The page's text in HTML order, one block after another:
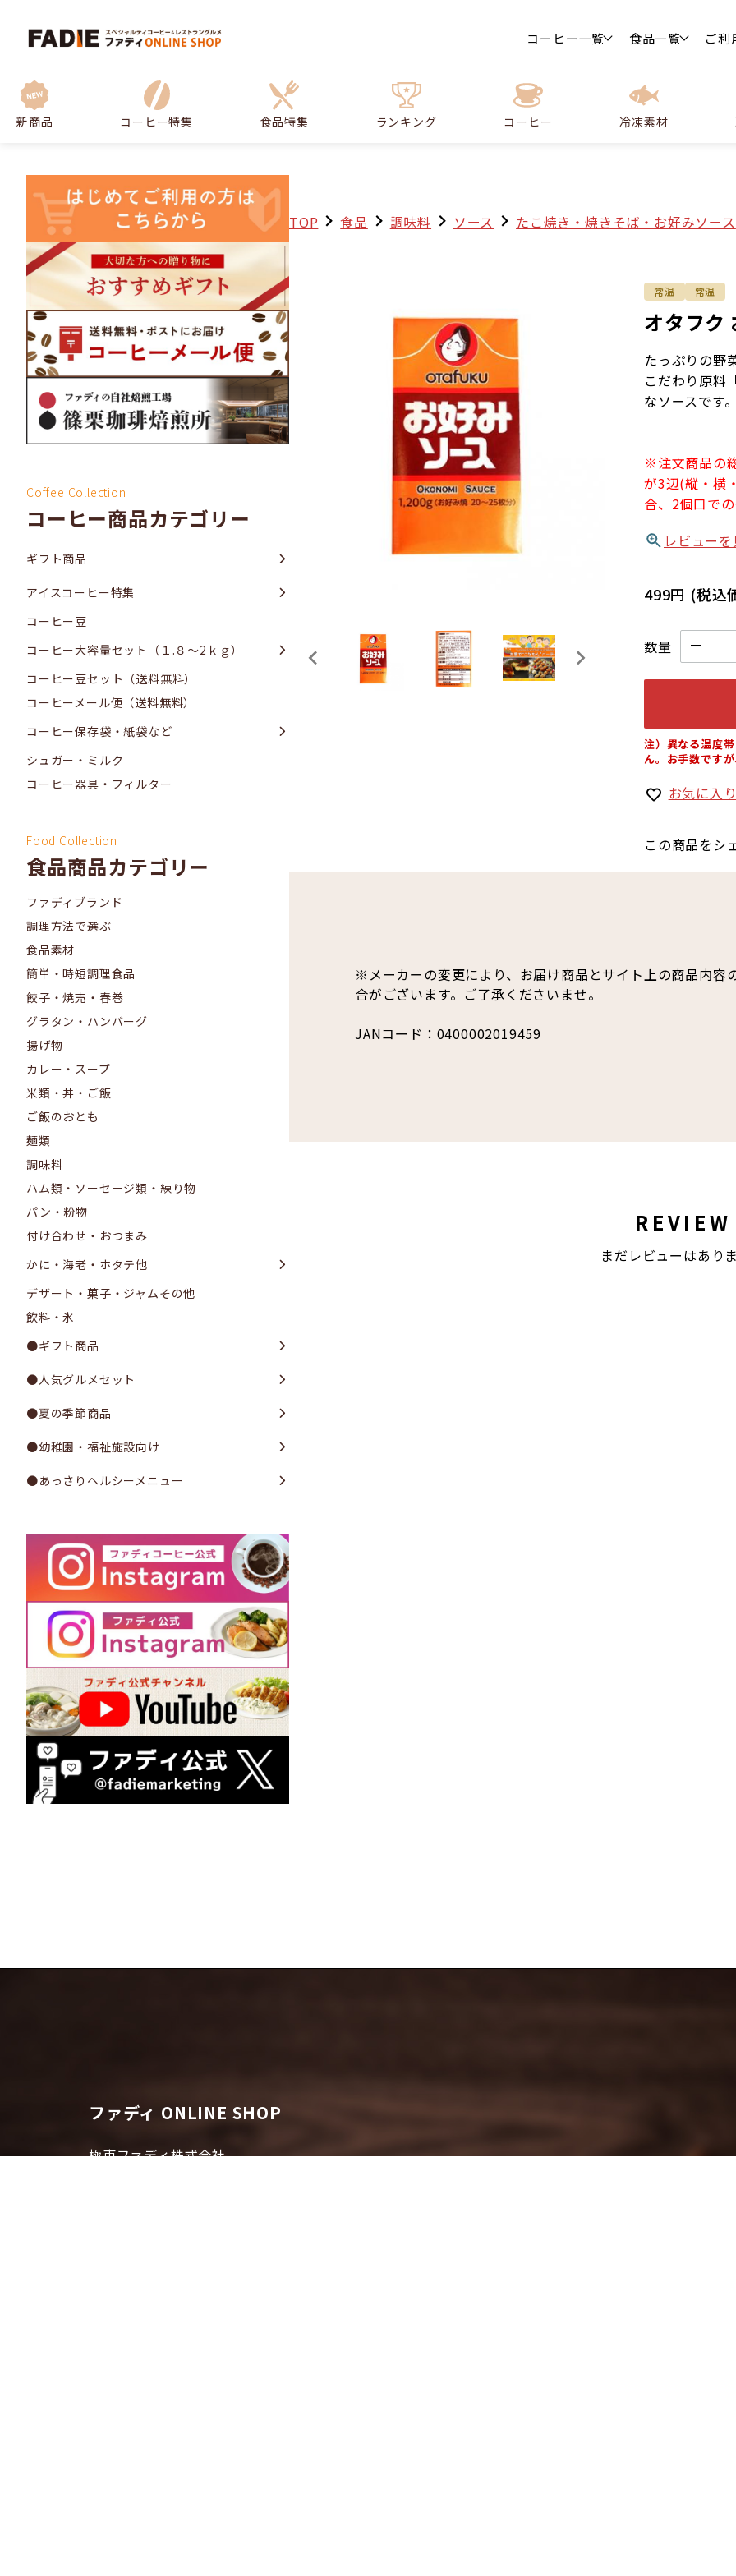
コーヒー一覧 食品一覧 ご利
新商品 コーヒー特集 食品特集 ランキング コーヒー 冷凍素材
Coffee Collection
コーヒー商品カテゴリー
ギフト商品
アイスコーヒー特集
コーヒー豆
コーヒー大容量セット（１.８～2ｋｇ）
コーヒー豆セット（送料無料）
コーヒーメール便（送料無料）
コーヒー保存袋・紙袋など
シュガー・ミルク
コーヒー器具・フィルター
Food Collection
食品商品カテゴリー
ファディブランド
調理方法で選ぶ
食品素材
簡単・時短調理食品
餃子・焼売・春巻
グラタン・ハンバーグ
揚げ物
カレー・スープ
米類・丼・ご飯
ご飯のおとも
麺類
調味料
ハム類・ソーセージ類・練り物
パン・粉物
付け合わせ・おつまみ
かに・海老・ホタテ他
デザート・菓子・ジャムその他
飲料・氷
●ギフト商品
●人気グルメセット
●夏の季節商品
●幼稚園・福祉施設向け
●あっさりヘルシーメニュー
TOP 食品 調味料 ソース たこ焼き・焼きそば・お好みソース
オタフク
たっぷりの野
こだわり原料
なソースです
※注文商品の
が3辺(縦・横
合、2個口で
レビュー
499円 (税込
数量
注）異なる温度
ん。お手数です
お気に入
この商品をシ
常温 常温
※メーカーの変更により、お届け商品とサイト上の商品内容
合がございます。ご了承くださいませ。
JANコード：0400002019459
REVIEW
まだレビューはあり
ファディ ONLINE SHOP
極東ファディ株式会社